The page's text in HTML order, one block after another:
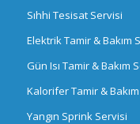
Sıhhi Tesisat Servisi
Elektrik Tamir & Bakım
Gün Isı Tamir & Bakım
Kalorifer Tamir &
Yangın Sprink Servisi